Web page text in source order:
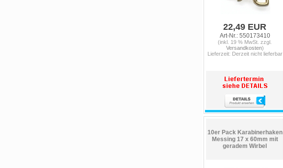
22,49 EUR
Art-Nr.: 550173410
(inkl. 19 % MwSt. zzgl.
Versandkosten)
Lieferzeit: Derzeit nicht lieferbar
10er Pack Karabinerhaken
Messing 17 x 60mm mit
geradem Wirbel